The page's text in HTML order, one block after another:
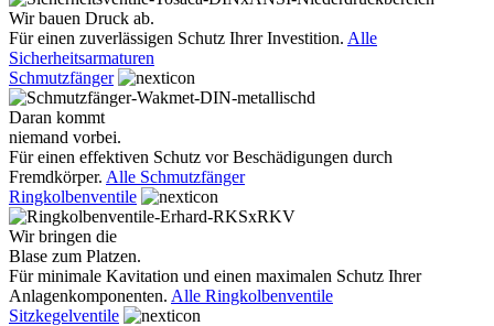
Wir bauen Druck ab.
Für einen zuverlässigen Schutz Ihrer Investition. Alle
Sicherheitsarmaturen
Schmutzfänger
Daran kommt
niemand vorbei.
Für einen effektiven Schutz vor Beschädigungen durch
Fremdkörper. Alle Schmutzfänger
Ringkolbenventile
Wir bringen die
Blase zum Platzen.
Für minimale Kavitation und einen maximalen Schutz Ihrer
Anlagenkomponenten. Alle Ringkolbenventile
Sitzkegelventile